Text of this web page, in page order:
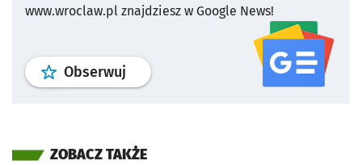
www.wroclaw.pl znajdziesz w Google News!
Obserwuj profil serwisu
ZOBACZ TAKŻE